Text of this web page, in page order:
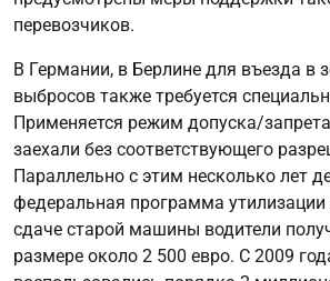
перевозчиков.
В Германии, в Берлине для въезда в
выбросов также требуется
Применяется режим допуска/
заехали без соответствующего
Параллельно с этим несколько лет
федеральная программа
сдаче старой машины водители
размере около 2 500 евро. С 2009